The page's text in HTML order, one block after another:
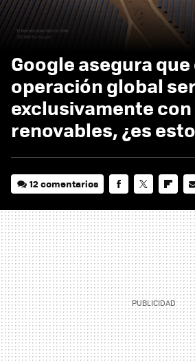
Google asegura que
operación global
exclusivamente
renovables, ¿es
12 comentarios